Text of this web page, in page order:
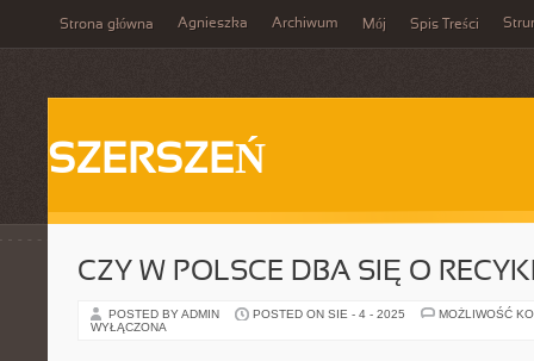
Strona główna Agnieszka Archiwum Mój Spis Treści
SZERSZEŃ
CZY W POLSCE DBA SIĘ O
POSTED BY ADMIN POSTED ON SIE - 4 - 2025
MOŻLIWOŚĆ
WYŁĄCZONA